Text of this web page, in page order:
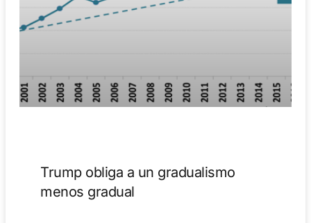
Trump obliga a un gradualismo
menos gradual